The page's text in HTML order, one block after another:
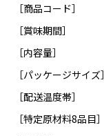
［商品コード］
［賞味期間］
［内容量］
［パッケージサイズ］
［配送温度帯］
［特定原材料8品目］